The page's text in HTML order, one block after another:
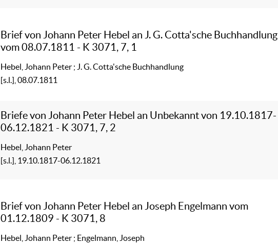
Brief von Johann Peter Hebel an J. G. Cotta'sche Buchhandlung
vom 08.07.1811 - K 3071, 7, 1
Hebel, Johann Peter ; J. G. Cotta'sche Buchhandlung
[s.l.], 08.07.1811
Briefe von Johann Peter Hebel an Unbekannt von 19.10.1817-
06.12.1821 - K 3071, 7, 2
Hebel, Johann Peter
[s.l.], 19.10.1817-06.12.1821
Brief von Johann Peter Hebel an Joseph Engelmann vom
01.12.1809 - K 3071, 8
Hebel, Johann Peter ; Engelmann, Joseph